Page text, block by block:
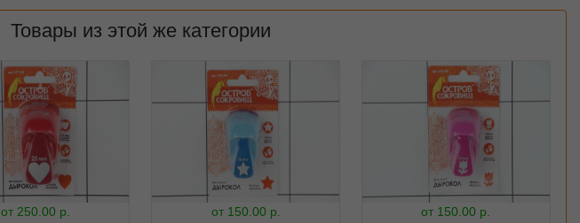
Товары из этой же категории
от250.00 р. от 150.00 р. от 150.00 р.